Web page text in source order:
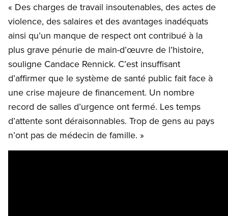
« Des charges de travail insoutenables, des actes de
violence, des salaires et des avantages inadéquats
ainsi qu’un manque de respect ont contribué à la
plus grave pénurie de main-d’œuvre de l’histoire,
souligne Candace Rennick. C’est insuffisant
d’affirmer que le système de santé public fait face à
une crise majeure de financement. Un nombre
record de salles d’urgence ont fermé. Les temps
d’attente sont déraisonnables. Trop de gens au pays
n’ont pas de médecin de famille. »